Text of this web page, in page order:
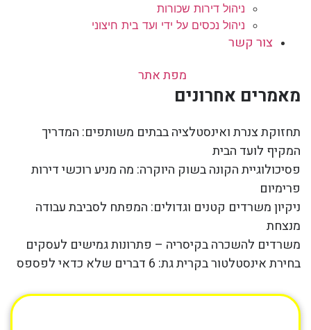
ניהול דירות שכורות
ניהול נכסים על ידי ועד בית חיצוני
צור קשר
מפת אתר
מאמרים אחרונים
תחזוקת צנרת ואינסטלציה בבתים משותפים: המדריך
המקיף לועד הבית
פסיכולוגיית הקונה בשוק היוקרה: מה מניע רוכשי דירות
פרימיום
ניקיון משרדים קטנים וגדולים: המפתח לסביבת עבודה
מנצחת
משרדים להשכרה בקיסריה – פתרונות גמישים לעסקים
בחירת אינסטלטור בקרית גת: 6 דברים שלא כדאי לפספס